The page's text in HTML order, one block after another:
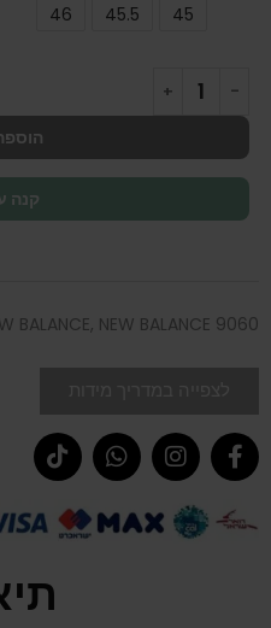
45
45.5
46
קנה
BALANCE, NEW BALANCE 9060